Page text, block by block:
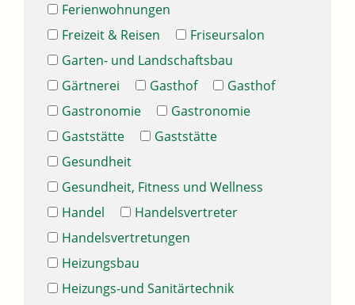
Ferienwohnungen
Freizeit & Reisen
Friseursalon
Garten- und Landschaftsbau
Gärtnerei
Gasthof
Gasthof
Gastronomie
Gastronomie
Gaststätte
Gaststätte
Gesundheit
Gesundheit, Fitness und Wellness
Handel
Handelsvertreter
Handelsvertretungen
Heizungsbau
Heizungs-und Sanitärtechnik